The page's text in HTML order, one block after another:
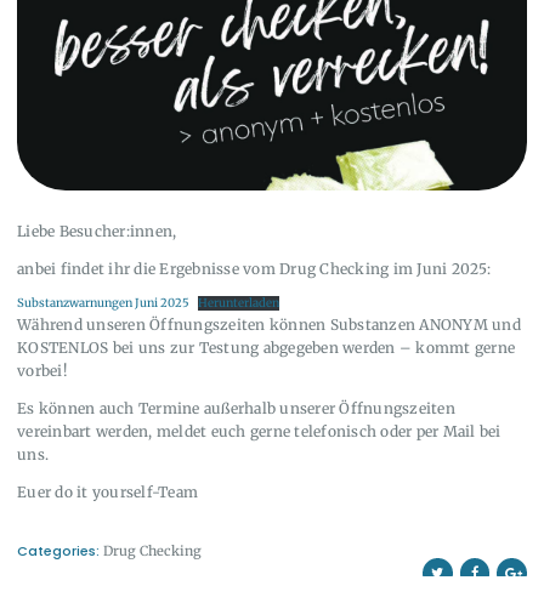
Liebe Besucher:innen,
anbei findet ihr die Ergebnisse vom Drug Checking im Juni 2025:
Substanzwarnungen Juni 2025 Herunterladen
Während unseren Öffnungszeiten können Substanzen ANONYM und
KOSTENLOS bei uns zur Testung abgegeben werden – kommt gerne
vorbei!
Es können auch Termine außerhalb unserer Öffnungszeiten
vereinbart werden, meldet euch gerne telefonisch oder per Mail bei
uns.
Euer do it yourself-Team
Categories: Drug Checking